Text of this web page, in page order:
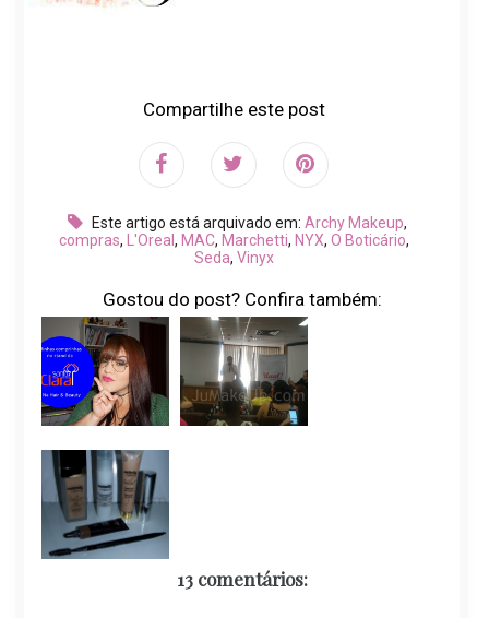
Compartilhe este post
Este artigo está arquivado em: Archy Makeup,
compras, L'Oreal, MAC, Marchetti, NYX, O Boticário,
Seda, Vinyx
Gostou do post? Confira também:
13 comentários: